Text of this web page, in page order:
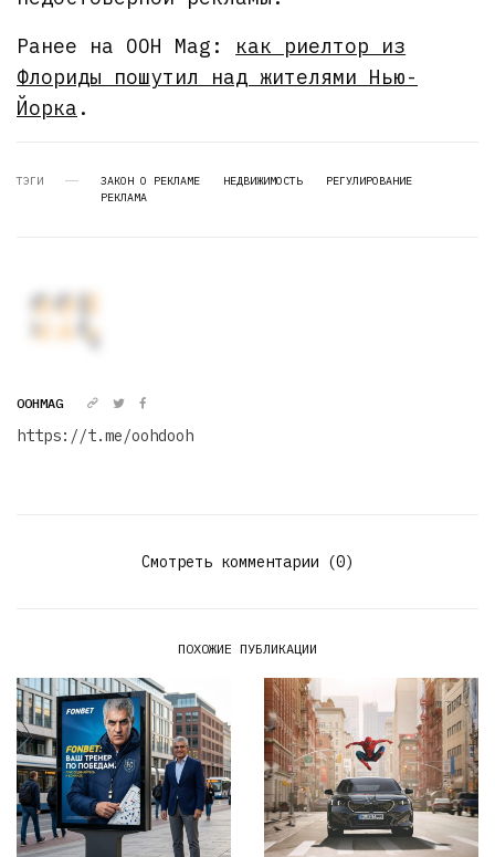
Ранее на OOH Mag: как риелтор из
Флориды пошутил над жителями Нью-
Йорка .
ТЭГИ ЗАКОН О РЕКЛАМЕ НЕДВИЖИМОСТЬ
РЕГУЛИРОВАНИЕ
РЕКЛАМА
OOHMAG
https://t.me/oohdooh
Смотреть комментарии (0)
ПОХОЖИЕ ПУБЛИКАЦИИ